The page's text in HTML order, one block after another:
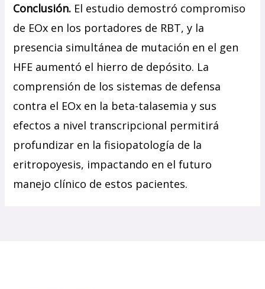
Conclusión. El estudio demostró compromiso
de EOx en los portadores de RBT, y la
presencia simultánea de mutación en el gen
HFE aumentó el hierro de depósito. La
comprensión de los sistemas de defensa
contra el EOx en la beta-talasemia y sus
efectos a nivel transcripcional permitirá
profundizar en la fisiopatología de la
eritropoyesis, impactando en el futuro
manejo clínico de estos pacientes.